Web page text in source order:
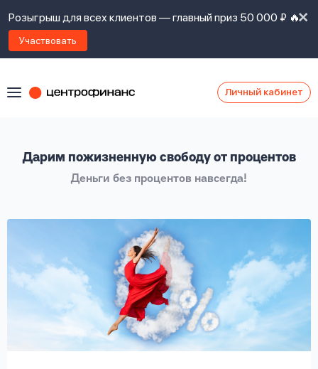
Розыгрыш для всех клиентов — главный приз 50 000 ₽ 🔥
Участвовать
Личный кабинет
Дарим пожизненную свободу от процентов
Деньги без процентов навсегда!
Наши
ознакомлен
правилами
даю
согласие
обработку
личных